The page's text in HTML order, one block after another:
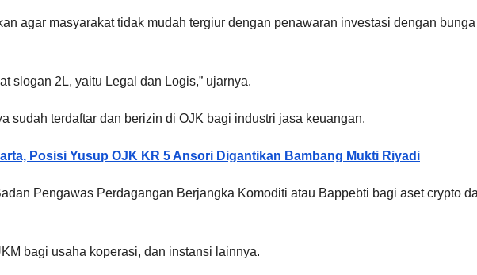
agar masyarakat tidak mudah tergiur dengan penawaran investasi dengan
slogan 2L, yaitu Legal dan Logis,” ujarnya.
sudah terdaftar dan berizin di OJK bagi industri jasa keuangan.
Posisi Yusup OJK KR 5 Ansori Digantikan Bambang Mukti Riyadi
Pengawas Perdagangan Berjangka Komoditi atau Bappebti bagi aset crypto
bagi usaha koperasi, dan instansi lainnya.